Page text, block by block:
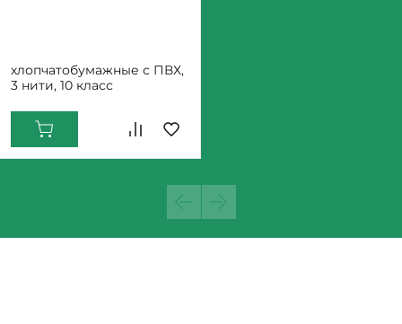
хлопчатобумажные с ПВХ,
3 нити, 10 класс